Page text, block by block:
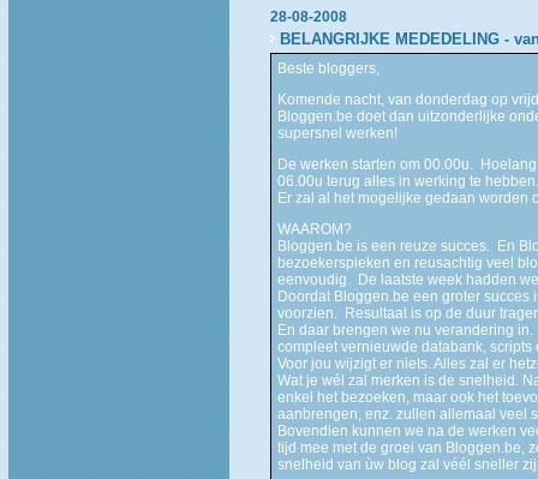
28-08-2008
BELANGRIJKE MEDEDELING -
Beste bloggers,
Komende nacht, van donderdag op
Bloggen.be doet dan uitzonderlijke
supersnel werken!
De werken starten om 00.00u.
06.00u terug alles in werking te
Er zal al het mogelijke gedaan worden
WAAROM?
Bloggen.be is een reuze succes. En
bezoekerspieken en reusachtig veel
eenvoudig. De laatste week hadden
Doordat Bloggen.be een groter
voorzien. Resultaat is op de duur
En daar brengen we nu verandering
compleet vernieuwde databank, scripts
Voor jou wijzigt er niets. Alles zal er
Wat je wél zal merken is de snelheid.
enkel het bezoeken, maar ook het
aanbrengen, enz. zullen allemaal veel
Bovendien kunnen we na de werken
tijd mee met de groei van Bloggen.be,
snelheid van ùw blog zal véél sneller